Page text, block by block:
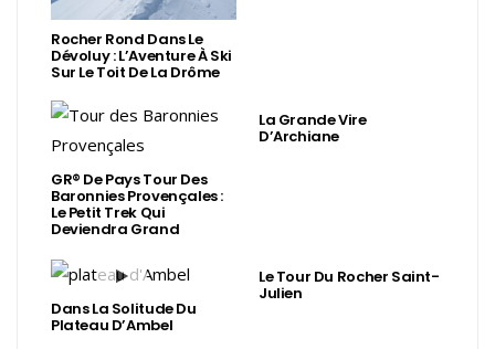
Rocher Rond Dans Le
Dévoluy : L’Aventure À Ski
Sur Le Toit De La Drôme
GR® De Pays Tour Des
Baronnies Provençales :
Le Petit Trek Qui
Deviendra Grand
La Grande Vire
D’Archiane
Dans La Solitude Du
Plateau D’Ambel
Le Tour Du Rocher Saint-
Julien